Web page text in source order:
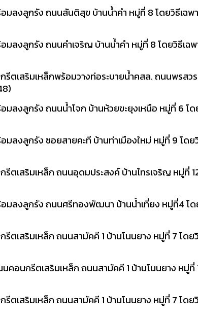
ลงลูกรัง ถนนสันติสุข บ้านน้ำคำ หมู่ที่ 8 โดยวิธีเฉพา
ลงลูกรัง ถนนคำเจริญ บ้านน้ำคำ หมู่ที่ 8 โดยวิธีเฉพา
รีตเสริมเหล็กพร้อมวางท่อระบายน้ำคสล. ถนนพรสว
ลงลูกรัง ถนนน้ำโจก บ้านห้วยขะยุงเหนือ หมู่ที่ 6 โดย
ลงลูกรัง ซอยสายคะที บ้านท่าเมืองใหม่ หมู่ที่ 9 โดยวิ
ตเสริมเหล็ก ถนนอุดมประสงค์ บ้านไทรเจริญ หมู่ที่
มลงลูกรัง ถนนศรีทองพัฒนา บ้านน้ำเที่ยง หมู่ที่4 โด
ตเสริมเหล็ก ถนนสามัคคี 1 บ้านโนนยาง หมู่ที่ 7 โดยวิ
คอนกรีตเสริมเหล็ก ถนนสามัคคี 1 บ้านโนนยาง หมู่ที่
ตเสริมเหล็ก ถนนสามัคคี 1 บ้านโนนยาง หมู่ที่ 7 โดยวิ